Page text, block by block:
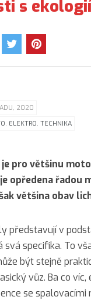
s ekologií
2020
, ELEKTRO, TECHNIKA
pro většinu
opředena řadou
většina obav
představují v
specifika. To
být stejně
vůz. Ba co
se spalovacími